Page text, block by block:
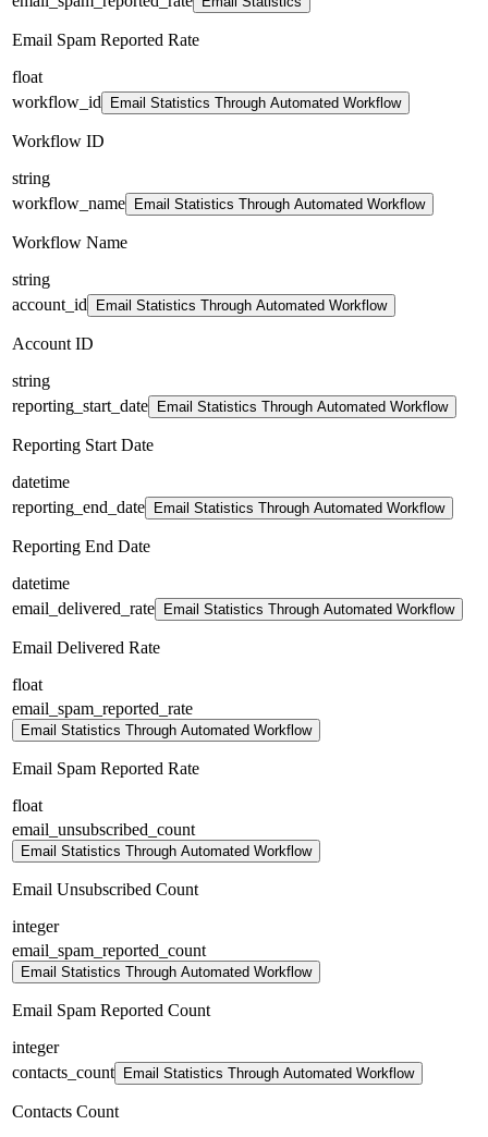
Email Spam Reported Rate
float
workflow_id
Email Statistics Through Automated Workflow
Workflow ID
string
workflow_name
Email Statistics Through Automated Workflow
Workflow Name
string
account_id
Email Statistics Through Automated Workflow
Account ID
string
reporting_start_date
Email Statistics Through Automated Workflow
Reporting Start Date
datetime
reporting_end_date
Email Statistics Through Automated Workflow
Reporting End Date
datetime
email_delivered_rate
Email Statistics Through Automated Workflow
Email Delivered Rate
float
email_spam_reported_rate
Email Statistics Through Automated Workflow
Email Spam Reported Rate
float
email_unsubscribed_count
Email Statistics Through Automated Workflow
Email Unsubscribed Count
integer
email_spam_reported_count
Email Statistics Through Automated Workflow
Email Spam Reported Count
integer
contacts_count
Email Statistics Through Automated Workflow
Contacts Count